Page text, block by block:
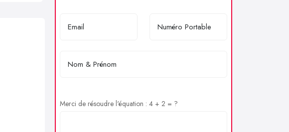
Merci de résoudre l'équation : 4 + 2 = ?